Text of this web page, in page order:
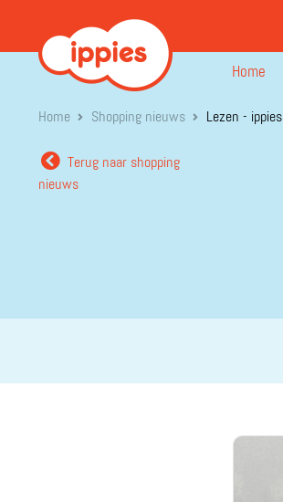
Home
Home Shopping nieuws Lezen - ippies
Terug naar shopping
nieuws